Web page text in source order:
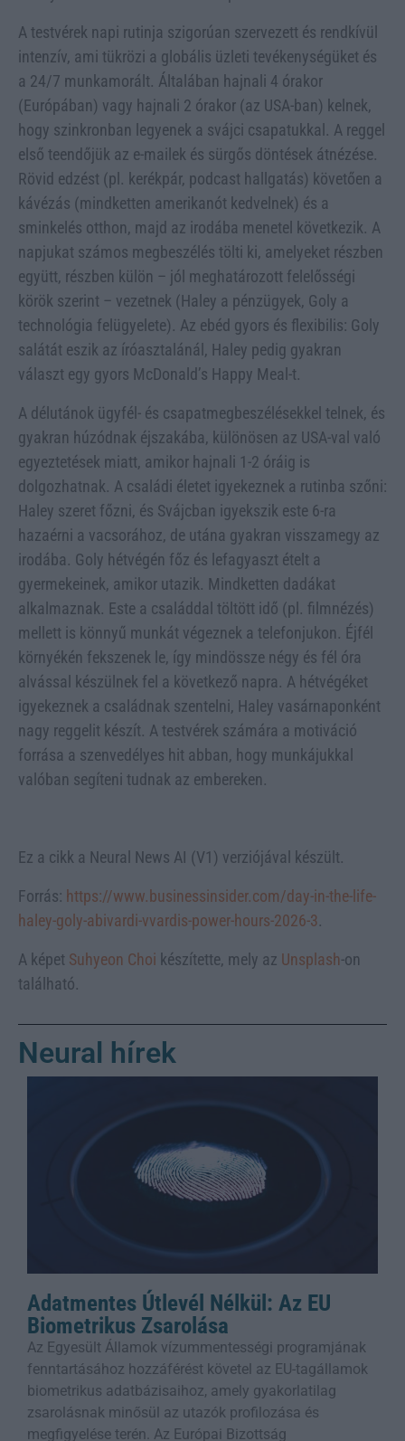
A testvérek napi rutinja szigorúan szervezett és rendkívül
intenzív, ami tükrözi a globális üzleti tevékenységüket és
a 24/7 munkamorált. Általában hajnali 4 órakor
(Európában) vagy hajnali 2 órakor (az USA-ban) kelnek,
hogy szinkronban legyenek a svájci csapatukkal. A reggel
első teendőjük az e-mailek és sürgős döntések átnézése.
Rövid edzést (pl. kerékpár, podcast hallgatás) követően a
kávézás (mindketten amerikanót kedvelnek) és a
sminkelés otthon, majd az irodába menetel következik. A
napjukat számos megbeszélés tölti ki, amelyeket részben
együtt, részben külön – jól meghatározott felelősségi
körök szerint – vezetnek (Haley a pénzügyek, Goly a
technológia felügyelete). Az ebéd gyors és flexibilis: Goly
salátát eszik az íróasztalánál, Haley pedig gyakran
választ egy gyors McDonald’s Happy Meal-t.
A délutánok ügyfél- és csapatmegbeszélésekkel telnek, és
gyakran húzódnak éjszakába, különösen az USA-val való
egyeztetések miatt, amikor hajnali 1-2 óráig is
dolgozhatnak. A családi életet igyekeznek a rutinba szőni:
Haley szeret főzni, és Svájcban igyekszik este 6-ra
hazaérni a vacsorához, de utána gyakran visszamegy az
irodába. Goly hétvégén főz és lefagyaszt ételt a
gyermekeinek, amikor utazik. Mindketten dadákat
alkalmaznak. Este a családdal töltött idő (pl. filmnézés)
mellett is könnyű munkát végeznek a telefonjukon. Éjfél
környékén fekszenek le, így mindössze négy és fél óra
alvással készülnek fel a következő napra. A hétvégéket
igyekeznek a családnak szentelni, Haley vasárnaponként
nagy reggelit készít. A testvérek számára a motiváció
forrása a szenvedélyes hit abban, hogy munkájukkal
valóban segíteni tudnak az embereken.
Ez a cikk a Neural News AI (V1) verziójával készült.
Forrás: https://www.businessinsider.com/day-in-the-life-
haley-goly-abivardi-vvardis-power-hours-2026-3.
A képet Suhyeon Choi készítette, mely az Unsplash-on
található.
Neural hírek
Adatmentes Útlevél Nélkül: Az EU
Biometrikus Zsarolása
Az Egyesült Államok vízummentességi programjának
fenntartásához hozzáférést követel az EU-tagállamok
biometrikus adatbázisaihoz, amely gyakorlatilag
zsarolásnak minősül az utazók profilozása és
megfigyelése terén. Az Európai Bizottság